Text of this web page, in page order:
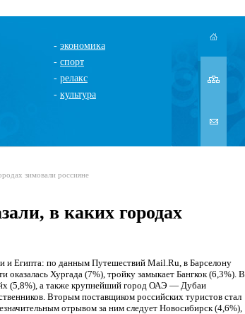
- экономика
- спорт
- релакс
- культура
зимовали россияне
в каких городах
и Египта: по данным Путешествий Mail.Ru, в Барселону
Хургада (7%), тройку замыкает Бангкок (6,3%). В
(5,8%), а также крупнейший город ОАЭ — Дубаи
Вторым поставщиком российских туристов стал
отрывом за ним следует Новосибирск (4,6%),